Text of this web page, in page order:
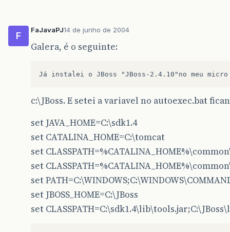
F
FaJavaPJ14 de junho de 2004
Galera, é o seguinte:
c:\JBoss. E setei a variavel no autoexec.bat
set JAVA_HOME=C:\sdk1.4
set CATALINA_HOME=C:\tomcat
set
set
set
set JBOSS_HOME=C:\JBoss
set